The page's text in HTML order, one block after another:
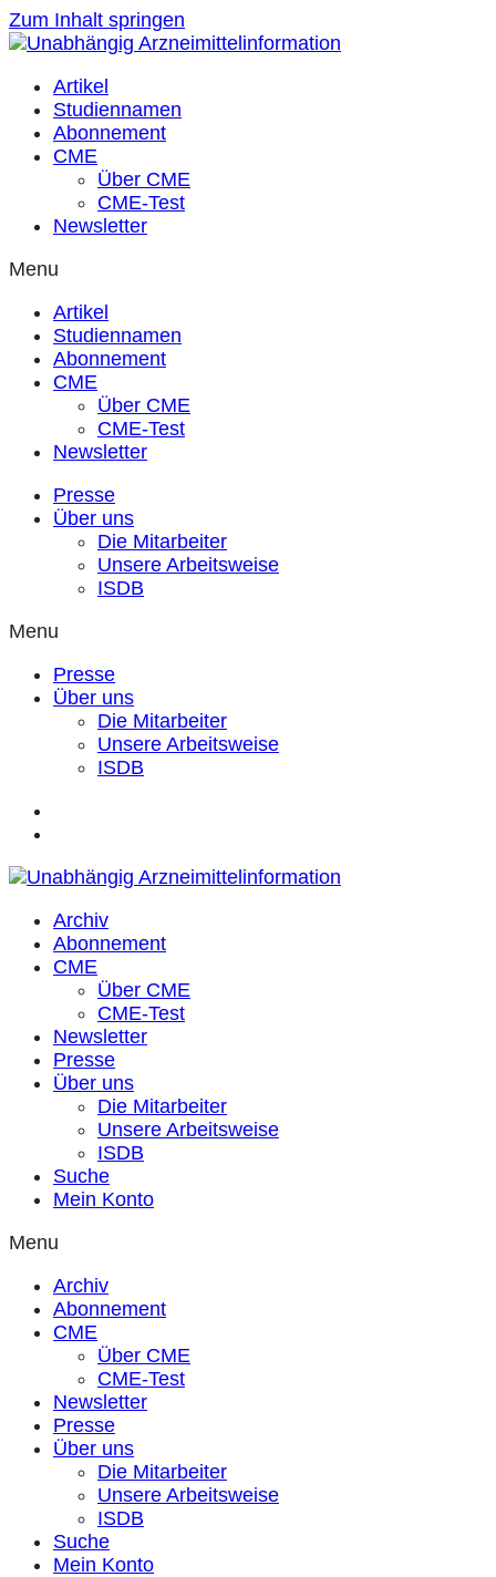
Zum Inhalt springen
Artikel
Studiennamen
Abonnement
CME
Über CME
CME-Test
Newsletter
Menu
Artikel
Studiennamen
Abonnement
CME
Über CME
CME-Test
Newsletter
Presse
Über uns
Die Mitarbeiter
Unsere Arbeitsweise
ISDB
Menu
Presse
Über uns
Die Mitarbeiter
Unsere Arbeitsweise
ISDB
Archiv
Abonnement
CME
Über CME
CME-Test
Newsletter
Presse
Über uns
Die Mitarbeiter
Unsere Arbeitsweise
ISDB
Suche
Mein Konto
Menu
Archiv
Abonnement
CME
Über CME
CME-Test
Newsletter
Presse
Über uns
Die Mitarbeiter
Unsere Arbeitsweise
ISDB
Suche
Mein Konto